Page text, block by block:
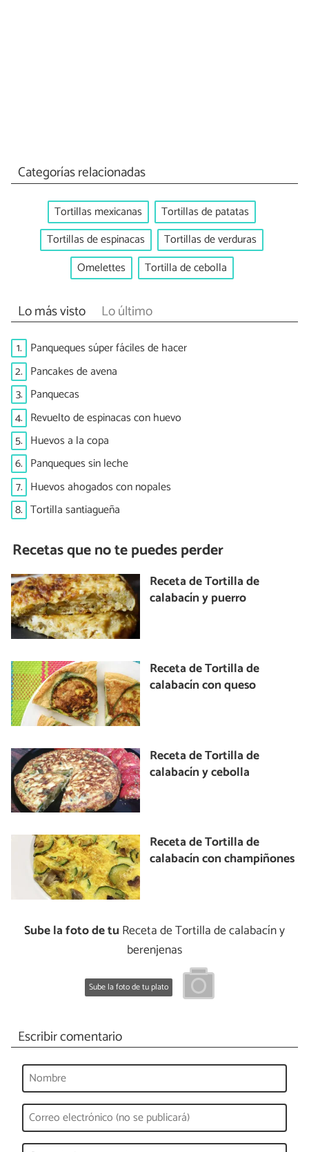
Categorías relacionadas
Tortillas mexicanas
Tortillas de patatas
Tortillas de espinacas
Tortillas de verduras
Omelettes
Tortilla de cebolla
Lo más visto Lo último
1. Panqueques súper fáciles de hacer
2. Pancakes de avena
3. Panquecas
4. Revuelto de espinacas con huevo
5. Huevos a la copa
6. Panqueques sin leche
7. Huevos ahogados con nopales
8. Tortilla santiagueña
Recetas que no te puedes perder
Receta de Tortilla de
calabacín y puerro
Receta de Tortilla de
calabacín con queso
Receta de Tortilla de
calabacín y cebolla
Receta de Tortilla de
calabacín con champiñones
Sube la foto de tu Receta de Tortilla de calabacín y
berenjenas
Sube la foto de tu plato
Escribir comentario